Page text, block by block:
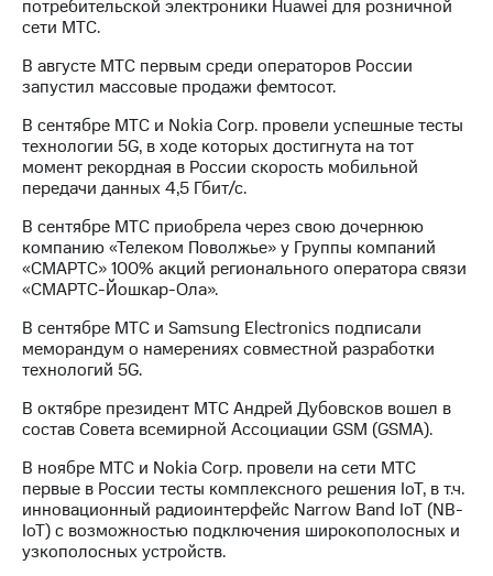
потребительской электроники Huawei для розничной
сети МТС.
В августе МТС первым среди операторов России
запустил массовые продажи фемтосот.
В сентябре МТС и Nokia Corp. провели успешные тесты
технологии 5G, в ходе которых достигнута на тот
момент рекордная в России скорость мобильной
передачи данных 4,5 Гбит/с.
В сентябре МТС приобрела через свою дочернюю
компанию «Телеком Поволжье» у Группы компаний
«СМАРТС» 100% акций регионального оператора связи
«СМАРТС-Йошкар-Ола».
В сентябре МТС и Samsung Electronics подписали
меморандум о намерениях совместной разработки
технологий 5G.
В октябре президент МТС Андрей Дубовсков вошел в
состав Совета всемирной Ассоциации GSM (GSMA).
В ноябре МТС и Nokia Corp. провели на сети МТС
первые в России тесты комплексного решения IoT, в т.ч.
инновационный радиоинтерфейс Narrow Band IoT (NB-
IoT) с возможностью подключения широкополосных и
узкополосных устройств.